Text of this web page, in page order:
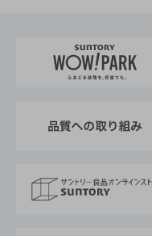
地域情報
サントリーサンバー
サントリーが考え
企業概要
採用情報